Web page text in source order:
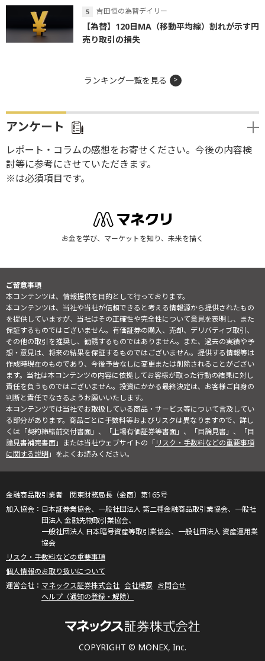
吉田恒の為替デイリー
【為替】120日MA（移動平均線）割れが示す円
売り取引の損失
ランキング一覧を見る
アンケート
レポート・コラムの感想をお寄せください。今後の内容検
討等に参考にさせていただきます。
※は必須項目です。
お金を学び、マーケットを知り、未来を描く
ご留意事項
本コンテンツは、情報提供を目的として行っております。
本コンテンツは、当社や当社が信頼できると考える情報源から提供されたもの
を提供していますが、当社はその正確性や完全性について意見を表明し、また
保証するものではございません。有価証券の購入、売却、デリバティブ取引、
その他の取引を推奨し、勧誘するものではありません。また、過去の実績や予
想・意見は、将来の結果を保証するものではございません。提供する情報等は
作成時現在のものであり、今後予告なしに変更または削除されることがござい
ます。当社は本コンテンツの内容に依拠してお客様が取った行動の結果に対し
責任を負うものではございません。投資にかかる最終決定は、お客様ご自身の
判断と責任でなさるようお願いいたします。
本コンテンツでは当社でお取扱している商品・サービス等について言及してい
る部分があります。商品ごとに手数料等およびリスクは異なりますので、詳し
くは「契約締結前交付書面」、「上場有価証券等書面」、「目論見書」、「目
論見書補完書面」または当社ウェブサイトの「リスク・手数料などの重要事項
に関する説明」をよくお読みください。
COPYRIGHT © MONEX, Inc.
金融商品取引業者 関東財務局長（金商）第165号
日本証券業協会、一般社団法人 第二種金融商品取引業協会、一般社
団法人 金融先物取引業協会、
一般社団法人 日本暗号資産等取引業協会、一般社団法人 資産運用業
協会
リスク・手数料などの重要事項
個人情報のお取り扱いについて
マネックス証券株式会社 会社概要 お問合せ
ヘルプ（通知の登録・解除）